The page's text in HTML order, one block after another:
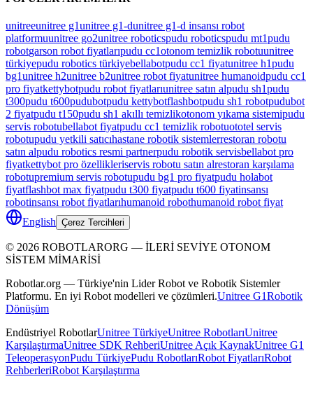
unitreeunitree g1unitree g1-dunitree g1-d insansı robot
platformuunitree go2unitree roboticspudu roboticspudu mt1pudu
robotgarson robot fiyatlarıpudu cc1otonom temizlik robotuunitree
türkiyepudu robotics türkiyebellabotpudu cc1 fiyatunitree h1pudu
bg1unitree h2unitree b2unitree robot fiyatunitree humanoidpudu cc1
pro fiyatkettybotpudu robot fiyatlarıunitree satın alpudu sh1pudu
t300pudu t600pudubotpudu kettybotflashbotpudu sh1 robotpudubot
2 fiyatpudu t150pudu sh1 akıllı temizlikotonom yıkama sistemipudu
servis robotubellabot fiyatpudu cc1 temizlik robotuototel servis
robotupudu yetkili satıcıhastane robotik sistemlerrestoran robotu
satın alpudu robotics resmi partnerpudu robotik servisbellabot pro
fiyatkettybot pro özellikleriservis robotu satın alrestoran karşılama
robotupremium servis robotupudu bg1 pro fiyatpudu holabot
fiyatflashbot max fiyatpudu t300 fiyatpudu t600 fiyatinsansı
robotinsansı robot fiyatlarıhumanoid robothumanoid robot fiyat
English Çerez Tercihleri
© 2026 ROBOTLARORG — İLERİ SEVİYE OTONOM
SİSTEM MİMARİSİ
Robotlar.org — Türkiye'nin Lider Robot ve Robotik Sistemler
Platformu. En iyi Robot modelleri ve çözümleri.Unitree G1Robotik
Dönüşüm
Endüstriyel RobotlarUnitree TürkiyeUnitree RobotlarıUnitree
KarşılaştırmaUnitree SDK RehberiUnitree Açık KaynakUnitree G1
TeleoperasyonPudu TürkiyePudu RobotlarıRobot FiyatlarıRobot
RehberleriRobot Karşılaştırma